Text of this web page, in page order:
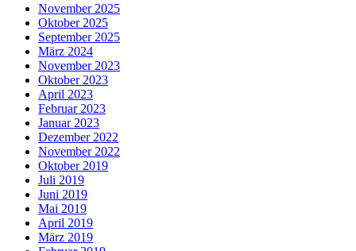
November 2025
Oktober 2025
September 2025
März 2024
November 2023
Oktober 2023
April 2023
Februar 2023
Januar 2023
Dezember 2022
November 2022
Oktober 2019
Juli 2019
Juni 2019
Mai 2019
April 2019
März 2019